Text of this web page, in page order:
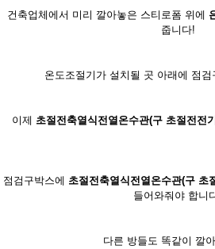
건축업체에서 미리 깔아놓은 스티로폼 위에
줍니다!
온도조절기가 설치될 곳 아래에 점
이제 초절전축열식전열온수관(구 초절전전
점검구박스에 초절전축열식전열온수관(구 초
들어와줘야 합니
다른 방들도 똑같이 깔